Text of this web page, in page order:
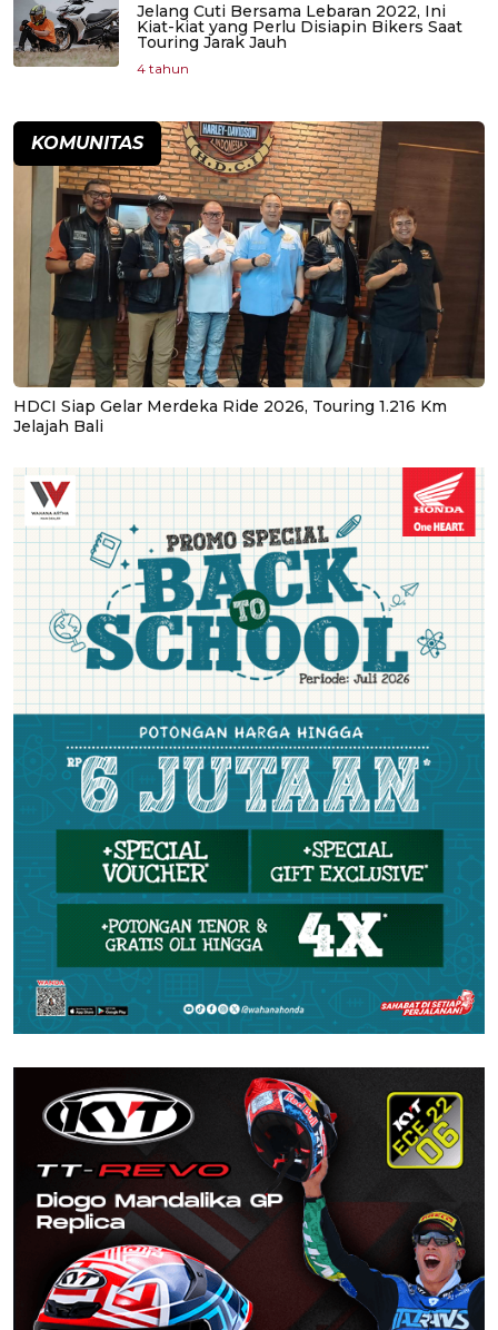
Jelang Cuti Bersama Lebaran 2022, Ini
Kiat-kiat yang Perlu Disiapin Bikers Saat
Touring Jarak Jauh
4 tahun
KOMUNITAS
HDCI Siap Gelar Merdeka Ride 2026, Touring 1.216 Km
Jelajah Bali